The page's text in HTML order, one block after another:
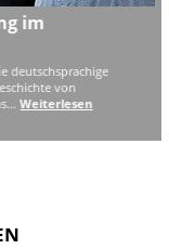
im
deutschsprachige
von
Weiterlesen